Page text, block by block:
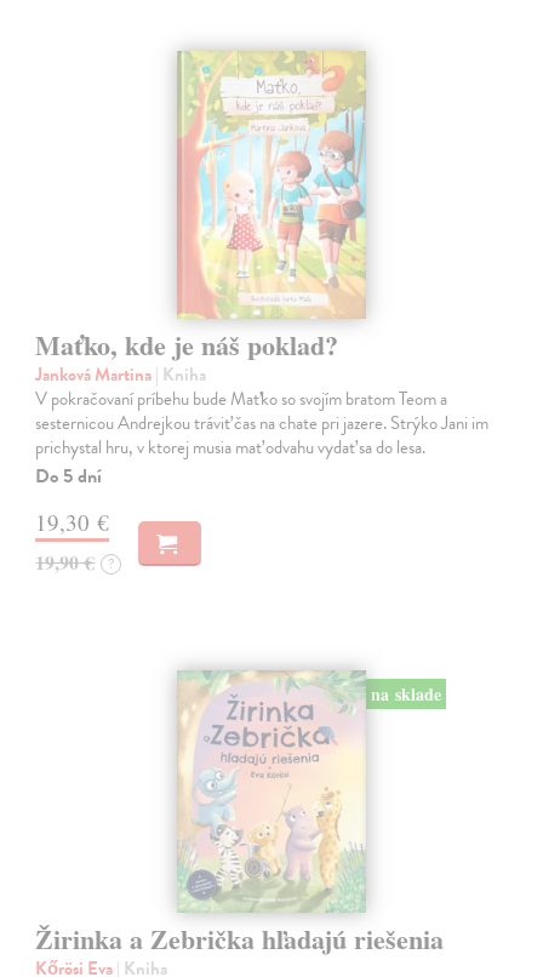
Maťko, kde je náš poklad?
Janková Martina| Kniha
V pokračovaní príbehu bude Maťko so svojím bratom Teom a
sesternicou Andrejkou tráviť čas na chate pri jazere. Strýko Jani im
prichystal hru, v ktorej musia mať odvahu vydať sa do lesa.
Do 5 dní
19,30 €
19,90 € ?
na sklade
Žirinka a Zebrička hľadajú riešenia
Kőrösi Eva| Kniha